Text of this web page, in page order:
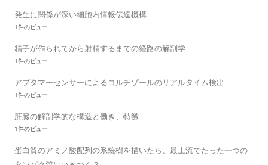
発生に関係が深い細胞内情報伝達機構
1件のビュー
精子が作られてから射精するまでの経路の解剖学
1件のビュー
アプタマーセンサーによるコルチゾールのリアルタイム検出
1件のビュー
肝臓の解剖学的な構造と働き、特徴
1件のビュー
蛋白質のアミノ酸配列の系統樹を描いたら、最上流でたった一つの